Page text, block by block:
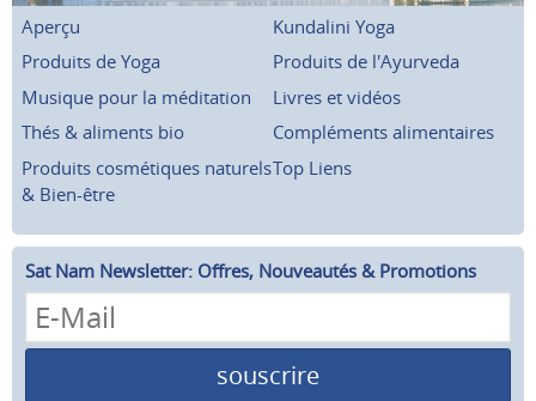
Aperçu
Kundalini Yoga
Produits de Yoga
Produits de l'Ayurveda
Musique pour la méditation
Livres et vidéos
Thés & aliments bio
Compléments alimentaires
Produits cosmétiques naturels
& Bien-être
Top Liens
Sat Nam Newsletter: Offres, Nouveautés & Promotions
souscrire